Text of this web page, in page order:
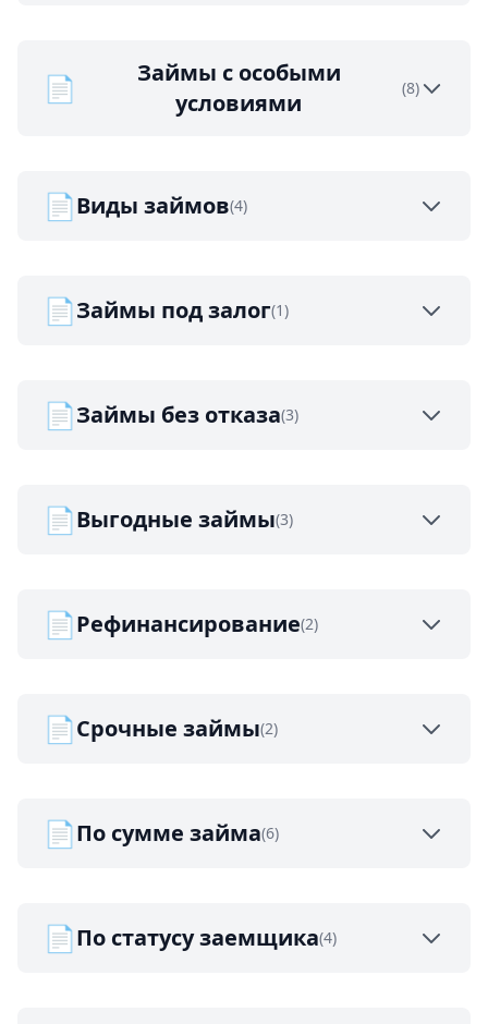
📄
Займы с особыми
условиями
(8)
📄Виды займов(4)
📄Займы под залог(1)
📄Займы без отказа(3)
📄Выгодные займы(3)
📄Рефинансирование(2)
📄Срочные займы(2)
📄По сумме займа(6)
📄По статусу заемщика(4)